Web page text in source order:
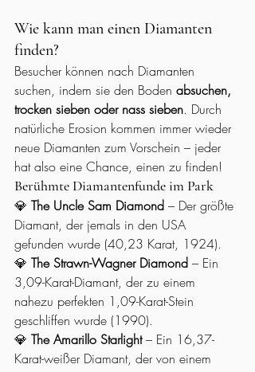
Wie kann man einen Diamanten
finden?
Besucher können nach Diamanten
suchen, indem sie den Boden absuchen,
trocken sieben oder nass sieben. Durch
natürliche Erosion kommen immer wieder
neue Diamanten zum Vorschein – jeder
hat also eine Chance, einen zu finden!
Berühmte Diamantenfunde im Park
💎 The Uncle Sam Diamond – Der größte
Diamant, der jemals in den USA
gefunden wurde (40,23 Karat, 1924).
💎 The Strawn-Wagner Diamond – Ein
3,09-Karat-Diamant, der zu einem
nahezu perfekten 1,09-Karat-Stein
geschliffen wurde (1990).
💎 The Amarillo Starlight – Ein 16,37-
Karat-weißer Diamant, der von einem